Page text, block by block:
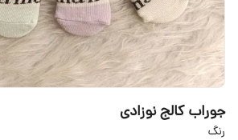
جوراب کالج نوزادی
رنگ